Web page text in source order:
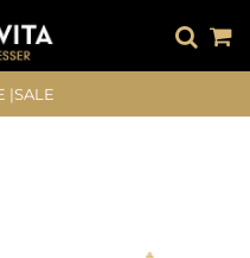
DIREKT
ZUM
INHALT
UM ZU SUCHEN
|SALE